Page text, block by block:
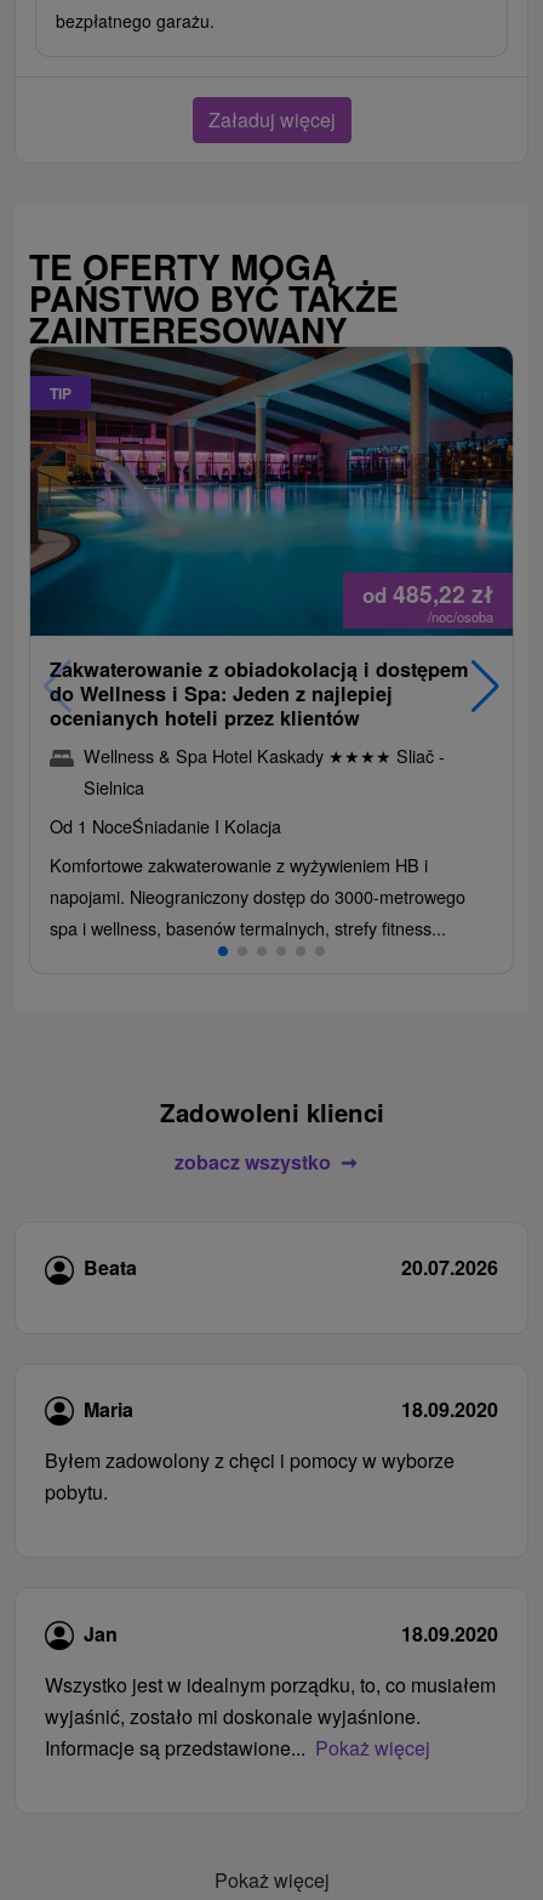
bezpłatnego garażu.
Załaduj więcej
TE OFERTY MOGĄ
PAŃSTWO BYĆ TAKŻE
ZAINTERESOWANY
TIP
od 485,22 zł
/noc/osoba
Zakwaterowanie z obiadokolacją i dostępem
do Wellness i Spa: Jeden z najlepiej
ocenianych hoteli przez klientów
Wellness & Spa Hotel Kaskady ★★★★ Sliač -
Sielnica
Od 1 NoceŚniadanie I Kolacja
Komfortowe zakwaterowanie z wyżywieniem HB i
napojami. Nieograniczony dostęp do 3000-metrowego
spa i wellness, basenów termalnych, strefy fitness...
Zadowoleni klienci
zobacz wszystko
Beata 20.07.2026
Maria
18.09.2020
Byłem zadowolony z chęci i pomocy w wyborze
pobytu.
Jan
18.09.2020
Wszystko jest w idealnym porządku, to, co musiałem
wyjaśnić, zostało mi doskonale wyjaśnione.
Informacje są przedstawione... Pokaż więcej
Pokaż więcej